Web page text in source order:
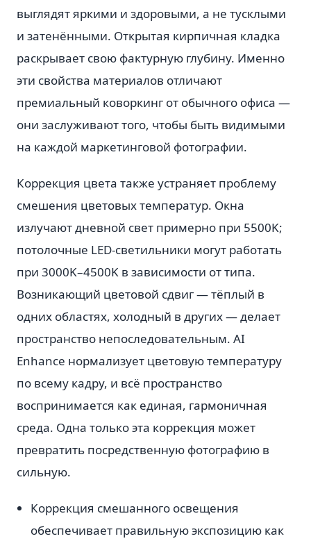
выглядят яркими и здоровыми, а не тусклыми
и затенёнными. Открытая кирпичная кладка
раскрывает свою фактурную глубину. Именно
эти свойства материалов отличают
премиальный коворкинг от обычного офиса —
они заслуживают того, чтобы быть видимыми
на каждой маркетинговой фотографии.
Коррекция цвета также устраняет проблему
смешения цветовых температур. Окна
излучают дневной свет примерно при 5500K;
потолочные LED-светильники могут работать
при 3000K–4500K в зависимости от типа.
Возникающий цветовой сдвиг — тёплый в
одних областях, холодный в других — делает
пространство непоследовательным. AI
Enhance нормализует цветовую температуру
по всему кадру, и всё пространство
воспринимается как единая, гармоничная
среда. Одна только эта коррекция может
превратить посредственную фотографию в
сильную.
Коррекция смешанного освещения
обеспечивает правильную экспозицию как